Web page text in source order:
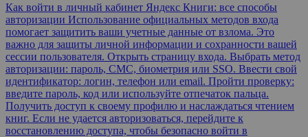
Как войти в личный кабинет Яндекс Книги: все способы
авторизации Использование официальных методов входа
помогает защитить ваши учетные данные от взлома. Это
важно для защиты личной информации и сохранности вашей
сессии пользователя. Открыть страницу входа. Выбрать метод
авторизации: пароль, СМС, биометрия или SSO. Ввести свой
идентификатор: логин, телефон или email. Пройти проверку:
введите пароль, код или используйте отпечаток пальца.
Получить доступ к своему профилю и наслаждаться чтением
книг. Если не удается авторизоваться, перейдите к
восстановлению доступа, чтобы безопасно войти в